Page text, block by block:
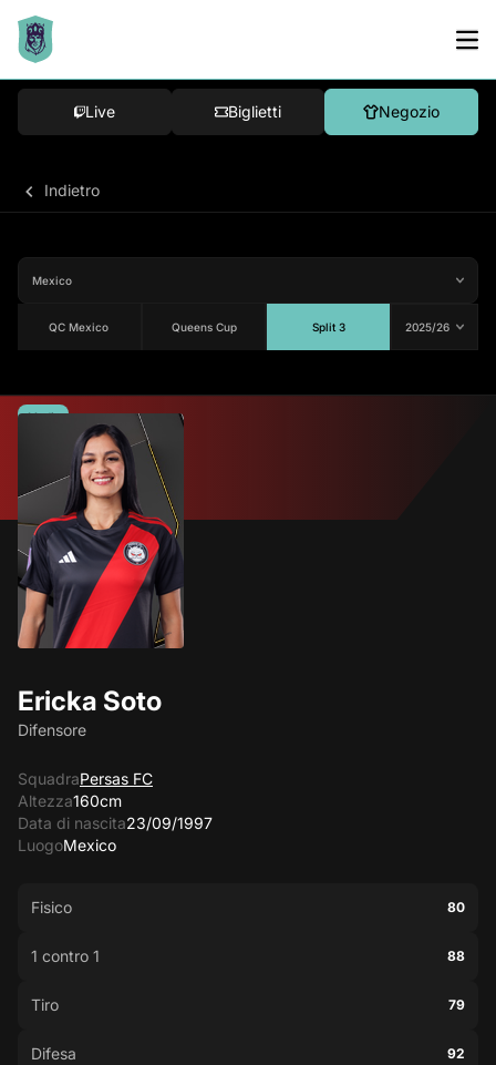
Live Biglietti Negozio
Indietro
QC Mexico Queens Cup Split 3
Ericka Soto
Difensore
SquadraPersas FC
Altezza160cm
Data di nascita23/09/1997
LuogoMexico
Media
Fisico 80
1 contro 1 88
Tiro 79
Difesa 92